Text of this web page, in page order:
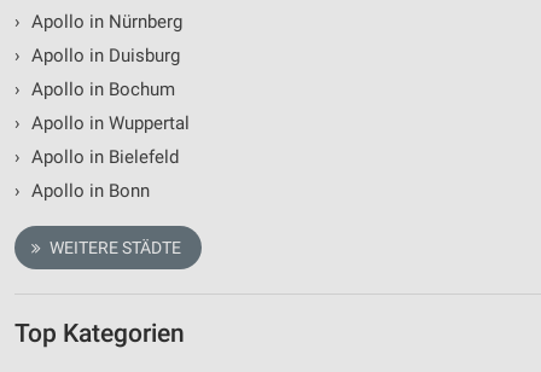
› Apollo in Nürnberg
› Apollo in Duisburg
› Apollo in Bochum
› Apollo in Wuppertal
› Apollo in Bielefeld
› Apollo in Bonn
WEITERE STÄDTE
Top Kategorien